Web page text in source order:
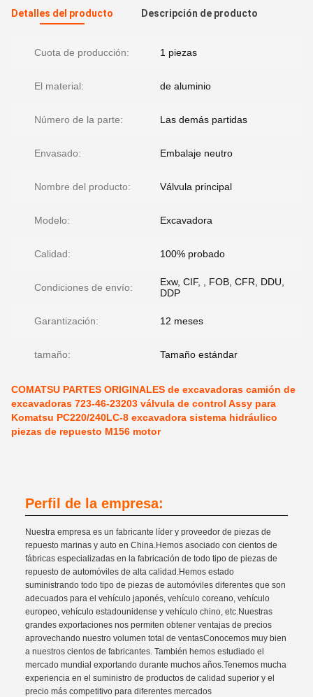
Detalles del producto Descripción de producto
Cuota de producción: 1 piezas
El material: de aluminio
Número de la parte: Las demás partidas
Envasado: Embalaje neutro
Nombre del producto: Válvula principal
Modelo: Excavadora
Calidad: 100% probado
Condiciones de envío:
Exw, CIF, , FOB, CFR, DDU,
DDP
Garantización: 12 meses
tamaño: Tamaño estándar
COMATSU PARTES ORIGINALES de excavadoras camión de
excavadoras 723-46-23203 válvula de control Assy para
Komatsu PC220/240LC-8 excavadora sistema hidráulico
piezas de repuesto M156 motor
Perfil de la empresa:
Nuestra empresa es un fabricante líder y proveedor de piezas de
repuesto marinas y auto en China.Hemos asociado con cientos de
fábricas especializadas en la fabricación de todo tipo de piezas de
repuesto de automóviles de alta calidad.Hemos estado
suministrando todo tipo de piezas de automóviles diferentes que son
adecuados para el vehículo japonés, vehículo coreano, vehículo
europeo, vehículo estadounidense y vehículo chino, etc.Nuestras
grandes exportaciones nos permiten obtener ventajas de precios
aprovechando nuestro volumen total de ventasConocemos muy bien
a nuestros cientos de fabricantes. También hemos estudiado el
mercado mundial exportando durante muchos años.Tenemos mucha
experiencia en el suministro de productos de calidad superior y el
precio más competitivo para diferentes mercados